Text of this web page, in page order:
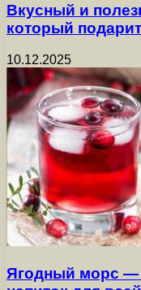
Вкусный и
который
10.12.2025
Ягодный морс —